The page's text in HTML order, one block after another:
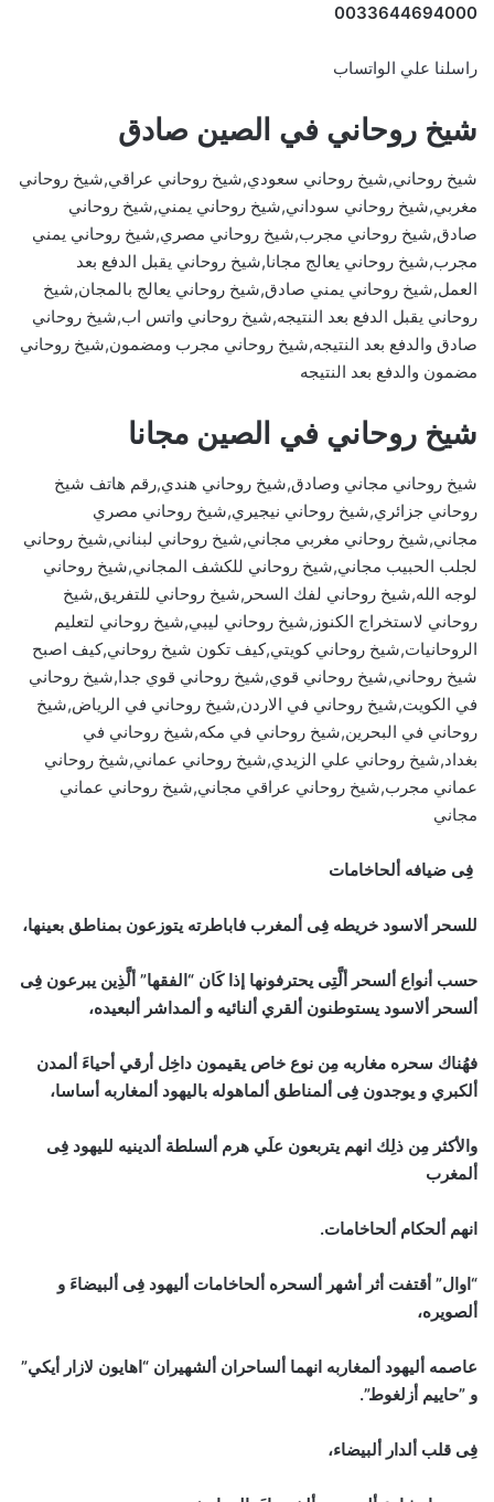
0033644694000
راسلنا علي الواتساب
شيخ روحاني في الصين صادق
شيخ روحاني,شيخ روحاني سعودي,شيخ روحاني عراقي,شيخ روحاني
مغربي,شيخ روحاني سوداني,شيخ روحاني يمني,شيخ روحاني
صادق,شيخ روحاني مجرب,شيخ روحاني مصري,شيخ روحاني يمني
مجرب,شيخ روحاني يعالج مجانا,شيخ روحاني يقبل الدفع بعد
العمل,شيخ روحاني يمني صادق,شيخ روحاني يعالج بالمجان,شيخ
روحاني يقبل الدفع بعد النتيجه,شيخ روحاني واتس اب,شيخ روحاني
صادق والدفع بعد النتيجه,شيخ روحاني مجرب ومضمون,شيخ روحاني
مضمون والدفع بعد النتيجه
شيخ روحاني في الصين مجانا
شيخ روحاني مجاني وصادق,شيخ روحاني هندي,رقم هاتف شيخ
روحاني جزائري,شيخ روحاني نيجيري,شيخ روحاني مصري
مجاني,شيخ روحاني مغربي مجاني,شيخ روحاني لبناني,شيخ روحاني
لجلب الحبيب مجاني,شيخ روحاني للكشف المجاني,شيخ روحاني
لوجه الله,شيخ روحاني لفك السحر,شيخ روحاني للتفريق,شيخ
روحاني لاستخراج الكنوز,شيخ روحاني ليبي,شيخ روحاني لتعليم
الروحانيات,شيخ روحاني كويتي,كيف تكون شيخ روحاني,كيف اصبح
شيخ روحاني,شيخ روحاني قوي,شيخ روحاني قوي جدا,شيخ روحاني
في الكويت,شيخ روحاني في الاردن,شيخ روحاني في الرياض,شيخ
روحاني في البحرين,شيخ روحاني في مكه,شيخ روحاني في
بغداد,شيخ روحاني علي الزيدي,شيخ روحاني عماني,شيخ روحاني
عماني مجرب,شيخ روحاني عراقي مجاني,شيخ روحاني عماني
مجاني
فِى ضيافه ألحاخامات
للسحر ألاسود خريطه فِى ألمغرب فاباطرته يتوزعون بمناطق بعينها،
حسب أنواع ألسحر ألَّتِى يحترفونها إذا كَان “الفقها” ألَّذِين يبرعون فِى
ألسحر ألاسود يستوطنون ألقري ألنائيه و ألمداشر ألبعيده،
فهُناك سحره مغاربه مِن نوع خاص يقيمون داخِل أرقي أحياءَ ألمدن
ألكبري و يوجدون فِى ألمناطق ألماهوله باليهود ألمغاربه أساسا،
والأكثر مِن ذلِك انهم يتربعون علَي هرم ألسلطة ألدينيه لليهود فِى
ألمغرب
انهم ألحكام ألحاخامات.
“اوال” أقتفت أثر أشهر ألسحره ألحاخامات أليهود فِى ألبيضاءَ و
ألصويره،
عاصمه أليهود ألمغاربه انهما ألساحران ألشهيران “اهايون لازار أيكي”
و ”حاييم أزلغوط”.
فِى قلب ألدار ألبيضاء،